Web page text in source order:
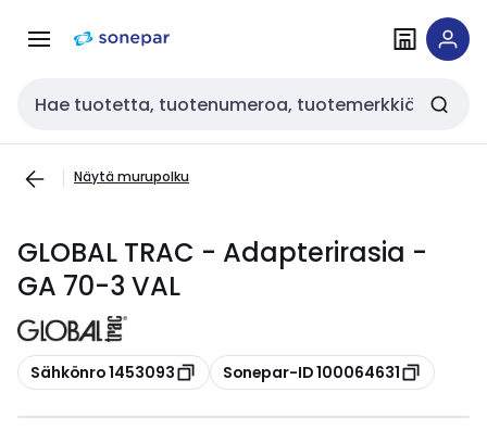
navigointiinsisältöön
Haku
Näytä murupolku
GLOBAL TRAC - Adapterirasia -
GA 70-3 VAL
Kopioi
Sähkönro 1453093 Kopioi
Sonepar-ID 100064631